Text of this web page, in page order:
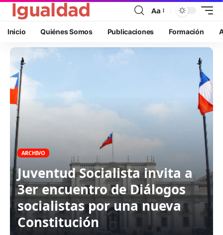
Aa
Inicio Quiénes Somos Publicaciones Formación
ARCHIVO
Juventud Socialista invita a
3er encuentro de Diálogos
socialistas por una nueva
Constitución